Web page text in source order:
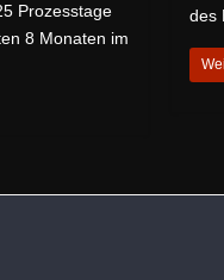
Prozesstage
8 Monaten im
des